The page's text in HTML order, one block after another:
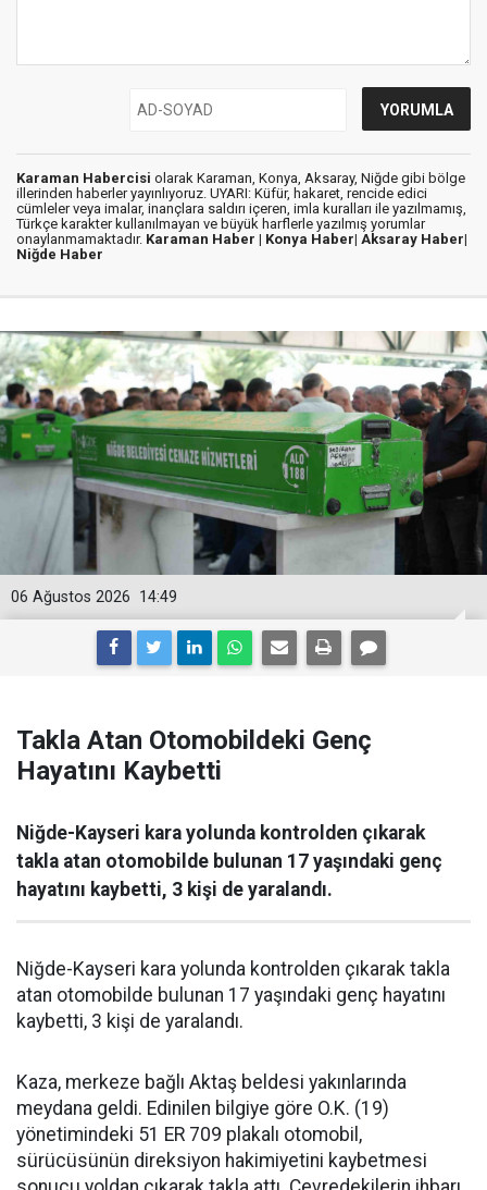
Karaman Habercisi olarak Karaman, Konya, Aksaray, Niğde gibi bölge
illerinden haberler yayınlıyoruz. UYARI: Küfür, hakaret, rencide edici
cümleler veya imalar, inançlara saldırı içeren, imla kuralları ile yazılmamış,
Türkçe karakter kullanılmayan ve büyük harflerle yazılmış yorumlar
onaylanmamaktadır. Karaman Haber | Konya Haber| Aksaray Haber|
Niğde Haber
14:49
06 Ağustos 2026
Takla Atan Otomobildeki Genç
Hayatını Kaybetti
Niğde-Kayseri kara yolunda kontrolden çıkarak
takla atan otomobilde bulunan 17 yaşındaki genç
hayatını kaybetti, 3 kişi de yaralandı.
Niğde-Kayseri kara yolunda kontrolden çıkarak takla
atan otomobilde bulunan 17 yaşındaki genç hayatını
kaybetti, 3 kişi de yaralandı.
Kaza, merkeze bağlı Aktaş beldesi yakınlarında
meydana geldi. Edinilen bilgiye göre O.K. (19)
yönetimindeki 51 ER 709 plakalı otomobil,
sürücüsünün direksiyon hakimiyetini kaybetmesi